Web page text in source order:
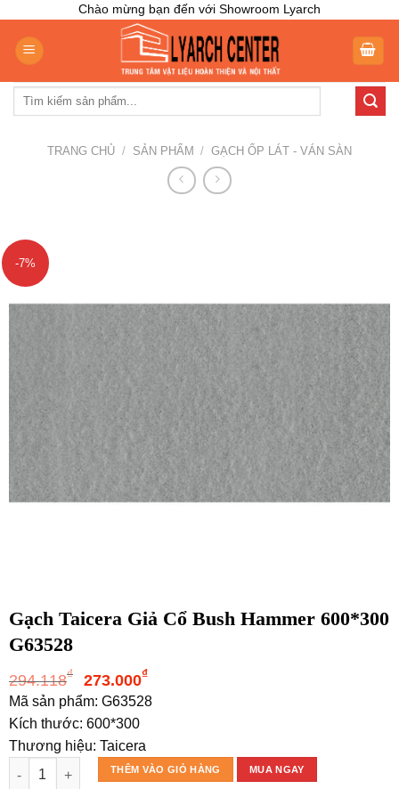
content
Chào mừng bạn đến với Showroom Lyarch
Tìm
TRANG CHỦ / SẢN PHẨM / GẠCH ỐP LÁT - VÁN SÀN
-7%
Gạch Taicera Giả Cổ Bush Hammer 600*300
G63528
294.118₫
Giá
gốc
là:
294.118₫.
273.000₫Giá
hiện
273.000₫.
Mã sản phẩm: G63528
Kích thước: 600*300
Thương hiệu: Taicera
Gạch Taicera Giả Cổ Bush Hammer 600*300 G63528 số lượng
THÊM VÀO GIỎ HÀNG MUA NGAY